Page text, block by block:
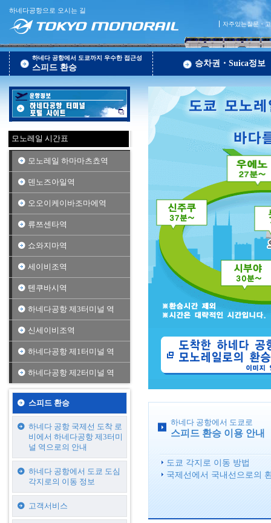
하네다공항으로 오시는 길
자주있는질문・
하네다 공항에서 도쿄까지 우수한 접근성
스피드 환승 승차권・Suica정보
모노레일 시간표
모노레일 하마마츠쵸역
덴노즈아일역
오오이케이바조마에역
류쯔센타역
쇼와지마역
세이비조역
텐쿠바시역
하네다공항 제3터미널 역
신세이비조역
하네다공항 제1터미널 역
하네다공항 제2터미널 역
스피드 환승
하네다 공항 국제선 도착 로
비에서 하네다공항 제3터미
널 역으로의 안내
하네다 공항에서 도쿄 도심
각지로의 이동 정보
고객서비스
하네다 공항에서 도쿄로
스피드 환승 이용 안내
도쿄 각지로 이동 방법
국제선에서 국내선으로의